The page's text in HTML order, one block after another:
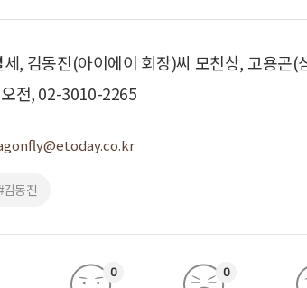
, 김동진(아이에이 회장)씨 모친상, 고용곤(
전, 02-3010-2265
김동진
0 0